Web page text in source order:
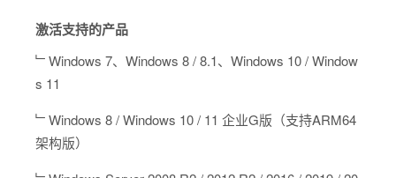
激活支持的产品
﹂Windows 7、Windows 8 / 8.1、Windows 10 / Window
s 11
﹂Windows 8 / Windows 10 / 11 企业G版（支持ARM64
架构版）